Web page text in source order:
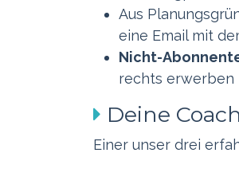
Aus
eine Email mit
Nicht-
rechts erwerben
Deine
Einer unser drei